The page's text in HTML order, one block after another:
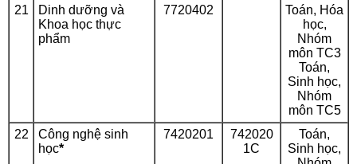
21
Dinh dưỡng và
Khoa học thực
phẩm
7720402
Toán, Hóa
học,
Nhóm
môn TC3
Toán,
Sinh học,
Nhóm
môn TC5
22
Công nghệ sinh
học*
7420201
742020
1C
Toán,
Sinh học,